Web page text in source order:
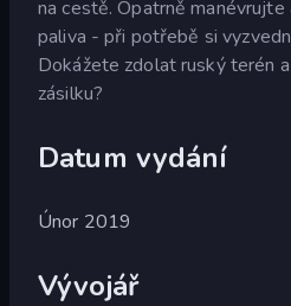
na cestě. Opatrně
paliva - při potřebě si
Dokážete zdolat ruský terén
zásilku?
Datum vydání
Únor 2019
Vývojář